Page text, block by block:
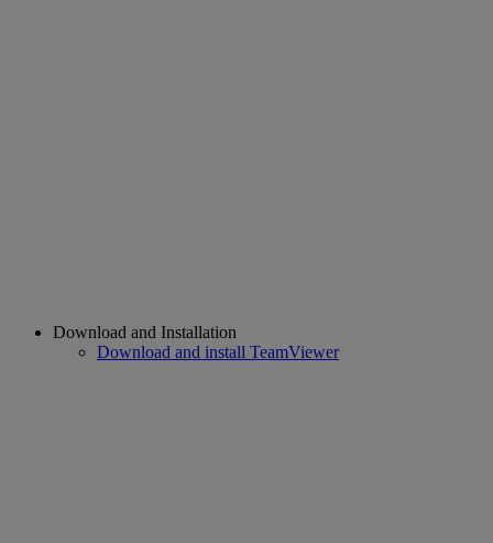
Download and Installation
Download and install TeamViewer